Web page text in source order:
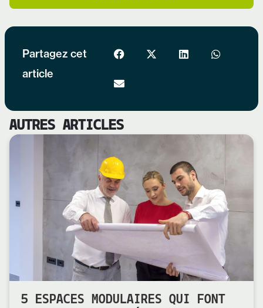
Partagez cet
article
AUTRES ARTICLES
5 ESPACES MODULAIRES QUI FONT